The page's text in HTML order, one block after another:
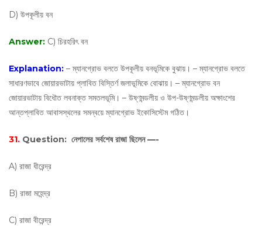
D) উপকূলীয় বন
Answer: C) চিরহরিৎ বন
Explanation: – ম্যানগ্রোভ বলতে উপকূলীয় বনভূমিকে বুঝায়। – ম্যানগ্রোভ বলতে
সাধারণভাবে জোয়ারভাটায় প্লাবিত বিস্তির্ণ জলাভূমিকে বোঝায়। – ম্যানগ্রোভ বন
জোয়ারভাটায় বিধৌত লবনাক্ত সমতলভূমি। – উষ্ণমন্ডলীয় ও উপ-উষ্ণমন্ডলীয় অক্ষাংশের
আন্তপ্লাবিত আবাসস্থলের সমন্বয়ে ম্যানগ্রোভ ইকোসিস্টেম গঠিত।
31. Question: নেপালের সর্বশেষ রাজা ছিলেন —-
A) রাজা ধীরেন্দ্র
B) রাজা মহেন্দ্র
C) রাজা বীরেন্দ্র